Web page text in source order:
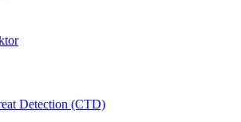
Detection (CTD)